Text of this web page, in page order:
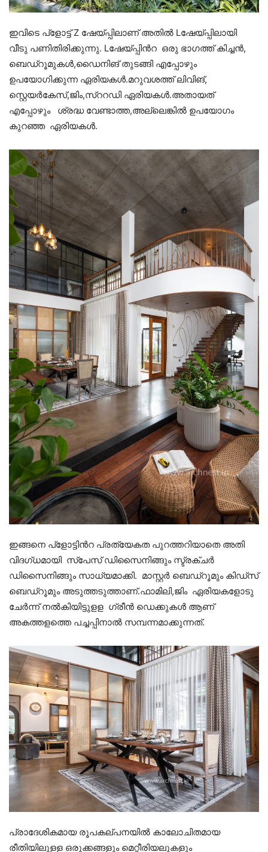
ഇവിടെ പ്ളോട്ട് Z ഷേയ്പ്പിലാണ് അതിൽ Lഷേയ്പ്പിലായി
വീടു പണിതിരിക്കുന്നു. Lഷേയ്പ്പിൻറ ഒരു ഭാഗത്ത് കിച്ചൻ,
ബെഡ്റൂമുകൾ,ഡൈനിങ് തുടങ്ങി എപ്പോഴും
ഉപയോഗിക്കുന്ന ഏരിയകൾ.മറുവശത്ത് ലിവിങ്,
സ്റ്റെയർകേസ്,ജിം,സ്ററഡി ഏരിയകൾ.അതായത്
എപ്പോഴും ശ്രദ്ധ വേണ്ടാത്ത,അല്ലെങ്കിൽ ഉപയോഗം
കുറഞ്ഞ ഏരിയകൾ.
ഇങ്ങനെ പ്ളോട്ടിൻറ പ്രത്യേകത പുറത്തറിയാതെ അതി
വിദഗ്ധമായി സ്പേസ് ഡിസൈനിങ്ങും സ്ട്രക്ചർ
ഡിസൈനിങ്ങും സാധ്യമാക്കി. മാസ്റ്റർ ബെഡ്റൂമും കിഡ്സ്
ബെഡ്റൂമും അടുത്തടുത്താണ്.ഫാമിലി,ജിം ഏരിയകളോടു
ചേർന്ന് നൽകിയിട്ടുളള ഗ്രീൻ ഡെക്കുകൾ ആണ്
അകത്തളത്തെ പച്ചപ്പിനാൽ സമ്പന്നമാക്കുന്നത്.
പ്രാദേശികമായ രൂപകല്പനയിൽ കാലോചിതമായ
രീതിയിലുളള ഒരുക്കങ്ങളും മെറ്റീരിയലുകളും